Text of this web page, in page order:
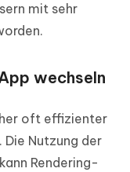
mit sehr
wechseln
oft effizienter
Nutzung der
Rendering-